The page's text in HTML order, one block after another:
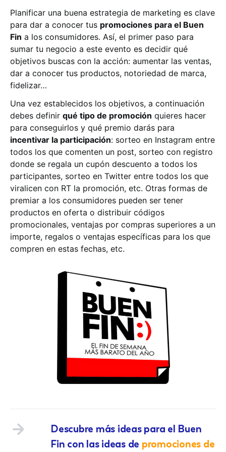
Planificar una buena estrategia de marketing es clave
para dar a conocer tus promociones para el Buen
Fin a los consumidores. Así, el primer paso para
sumar tu negocio a este evento es decidir qué
objetivos buscas con la acción: aumentar las ventas,
dar a conocer tus productos, notoriedad de marca,
fidelizar…
Una vez establecidos los objetivos, a continuación
debes definir qué tipo de promoción quieres hacer
para conseguirlos y qué premio darás para
incentivar la participación: sorteo en Instagram entre
todos los que comenten un post, sorteo con registro
donde se regala un cupón descuento a todos los
participantes, sorteo en Twitter entre todos los que
viralicen con RT la promoción, etc. Otras formas de
premiar a los consumidores pueden ser tener
productos en oferta o distribuir códigos
promocionales, ventajas por compras superiores a un
importe, regalos o ventajas específicas para los que
compren en estas fechas, etc.
Descubre más ideas para el Buen
Fin con las ideas de promociones de